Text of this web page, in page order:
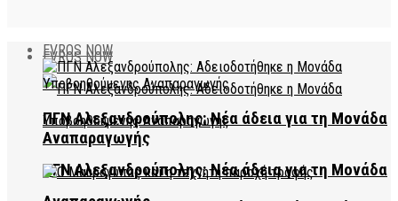
EVROS NOW
ΠΓΝ Αλεξανδρούπολης: Νέα άδεια για τη Μονάδα
EVROS NOW
ΠΓΝ Αλεξανδρούπολης: Νέα άδεια για τη Μονάδα
Αναπαραγωγής